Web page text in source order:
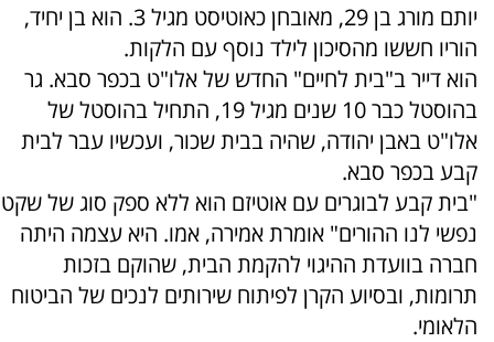
יותם מורג בן 29, מאובחן כאוטיסט מגיל 3. הוא בן יחיד,
הוריו חששו מהסיכון לילד נוסף עם הלקות.
הוא דייר ב"בית לחיים" החדש של אלו"ט בכפר סבא. גר
בהוסטל כבר 10 שנים מגיל 19, התחיל בהוסטל של
אלו"ט באבן יהודה, שהיה בבית שכור, ועכשיו עבר לבית
קבע בכפר סבא.
"בית קבע לבוגרים עם אוטיזם הוא ללא ספק סוג של שקט
נפשי לנו ההורים" אומרת אמירה, אמו. היא עצמה היתה
חברה בוועדת ההיגוי להקמת הבית, שהוקם בזכות
תרומות, ובסיוע הקרן לפיתוח שירותים לנכים של הביטוח
הלאומי.